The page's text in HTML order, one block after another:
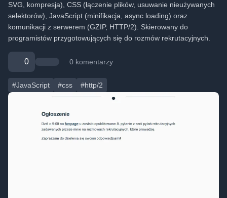
SVG, kompresja), CSS (łączenie plików, usuwanie nieużywanych
selektorów), JavaScript (minifikacja, async loading) oraz
komunikacji z serwerem (GZIP, HTTP/2). Skierowany do
programistów przygotowujących się do rozmów rekrutacyjnych.
0 0 komentarzy
#JavaScript #css #http/2